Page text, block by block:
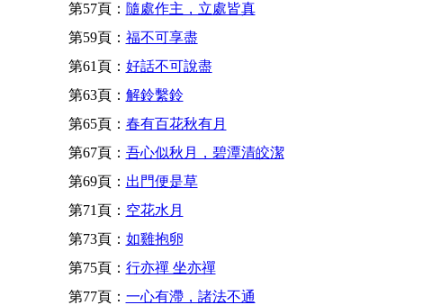
第57頁： 隨處作主，立處皆真
第59頁： 福不可享盡
第61頁： 好話不可說盡
第63頁： 解鈴繫鈴
第65頁： 春有百花秋有月
第67頁： 吾心似秋月，碧潭清皎潔
第69頁： 出門便是草
第71頁： 空花水月
第73頁： 如雞抱卵
第75頁： 行亦禪 坐亦禪
第77頁： 一心有滯，諸法不通